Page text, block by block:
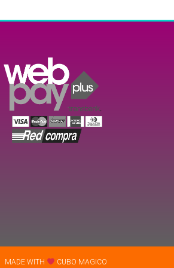
MADE WITH CUBO MAGICO